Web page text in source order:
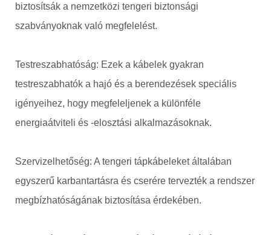
biztosítsák a nemzetközi tengeri biztonsági
szabványoknak való megfelelést.
Testreszabhatóság: Ezek a kábelek gyakran
testreszabhatók a hajó és a berendezések speciális
igényeihez, hogy megfeleljenek a különféle
energiaátviteli és -elosztási alkalmazásoknak.
Szervizelhetőség: A tengeri tápkábeleket általában
egyszerű karbantartásra és cserére tervezték a rendszer
megbízhatóságának biztosítása érdekében.